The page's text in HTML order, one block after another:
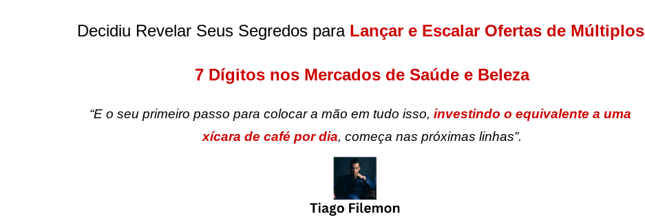
Decidiu Revelar Seus Segredos para Lançar e Escalar Ofertas de Múltiplos
7 Dígitos nos Mercados de Saúde e Beleza
“E o seu primeiro passo para colocar a mão em tudo isso, investindo o equivalente a uma
xícara de café por dia, começa nas próximas linhas”.